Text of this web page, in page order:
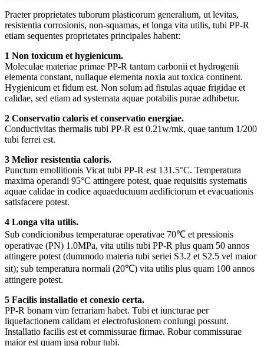
Praeter proprietates tuborum plasticorum generalium, ut levitas,
resistentia corrosionis, non-squamas, et longa vita utilis, tubi PP-R
etiam sequentes proprietates principales habent:
1 Non toxicum et hygienicum.
Moleculae materiae primae PP-R tantum carbonii et hydrogenii
elementa constant, nullaque elementa noxia aut toxica continent.
Hygienicum et fidum est. Non solum ad fistulas aquae frigidae et
calidae, sed etiam ad systemata aquae potabilis purae adhibetur.
2 Conservatio caloris et conservatio energiae.
Conductivitas thermalis tubi PP-R est 0.21w/mk, quae tantum 1/200
tubi ferrei est.
3 Melior resistentia caloris.
Punctum emollitionis Vicat tubi PP-R est 131.5°C. Temperatura
maxima operandi 95°C attingere potest, quae requisitis systematis
aquae calidae in codice aquaeductuum aedificiorum et evacuationis
satisfacere potest.
4 Longa vita utilis.
Sub condicionibus temperaturae operativae 70℃ et pressionis
operativae (PN) 1.0MPa, vita utilis tubi PP-R plus quam 50 annos
attingere potest (dummodo materia tubi seriei S3.2 et S2.5 vel maior
sit); sub temperatura normali (20℃) vita utilis plus quam 100 annos
attingere potest.
5 Facilis installatio et conexio certa.
PP-R bonam vim ferrariam habet. Tubi et iuncturae per
liquefactionem calidam et electrofusionem coniungi possunt.
Installatio facilis est et commissurae firmae. Robur commissurae
maior est quam ipsa robur tubi.